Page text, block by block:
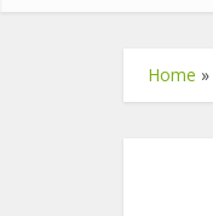
Home »